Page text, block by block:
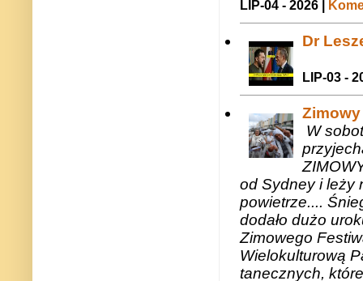
LIP-04 - 2026 |
Dr
LIP-03 -
W
od Sydney i leży
powietrze....
dodało dużo
Zimowego
Wielokulturową
tanecznych,